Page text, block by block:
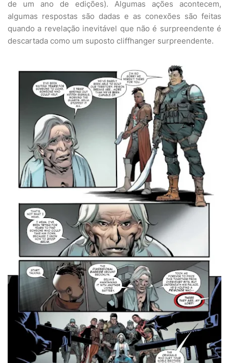
de um ano de edições). Algumas ações acontecem,
algumas respostas são dadas e as conexões são feitas
quando a revelação inevitável que não é surpreendente é
descartada como um suposto cliffhanger surpreendente.